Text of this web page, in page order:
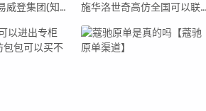
高仿轩尼诗路易威登集团(知识讲解篇) 施华洛世奇高仿全国可以联保是真的吗(高仿施华洛世奇项链寓意)